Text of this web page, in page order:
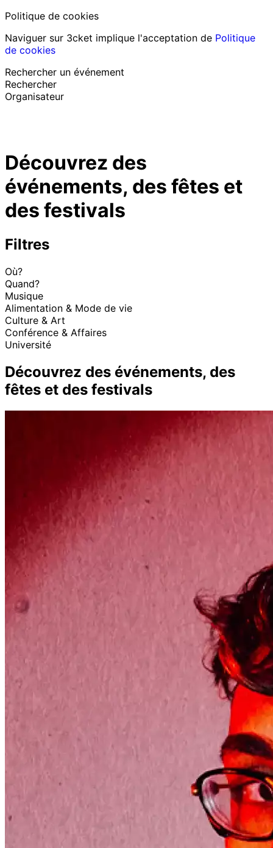
Politique de cookies
Naviguer sur 3cket implique l'acceptation de Politique
de cookies
Rechercher un événement
Rechercher
Organisateur
Assistance au participantJ’ai perdu mon billet
LoginPromouvoir événement
Découvrez des
événements, des fêtes et
des festivals
Filtres
Où?
Quand?
Musique
Alimentation & Mode de vie
Culture & Art
Conférence & Affaires
Université
Découvrez des événements, des
fêtes et des festivals